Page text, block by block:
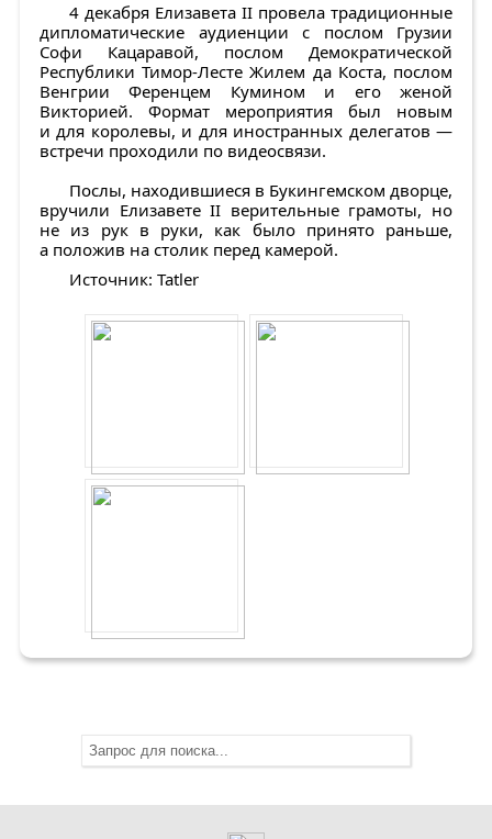
4 декабря Елизавета II провела традиционные
дипломатические аудиенции с послом Грузии
Софи Кацаравой, послом Демократической
Республики Тимор-Лесте Жилем да Коста, послом
Венгрии Ференцем Кумином и его женой
Викторией. Формат мероприятия был новым
и для королевы, и для иностранных делегатов —
встречи проходили по видеосвязи.
Послы, находившиеся в Букингемском дворце,
вручили Елизавете II верительные грамоты, но
не из рук в руки, как было принято раньше,
а положив на столик перед камерой.
Источник: Tatler